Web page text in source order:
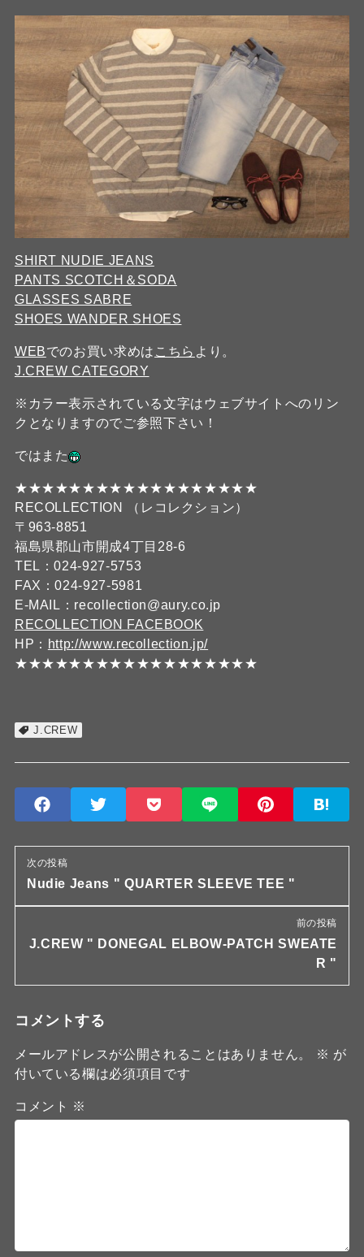
SHIRT NUDIE JEANS
PANTS SCOTCH＆SODA
GLASSES SABRE
SHOES WANDER SHOES
WEBでのお買い求めは こちら より。
J.CREW CATEGORY
※カラー表示されている文字はウェブサイトへのリン
クとなりますのでご参照下さい！
ではまた
★★★★★★★★★★★★★★★★★★
RECOLLECTION （レコレクション）
〒963-8851
福島県郡山市開成4丁目28-6
TEL：024-927-5753
FAX：024-927-5981
E-MAIL：recollection@aury.co.jp
RECOLLECTION FACEBOOK
HP： http://www.recollection.jp/
★★★★★★★★★★★★★★★★★★
J.CREW
次の投稿
Nudie Jeans " QUARTER SLEEVE TEE "
前の投稿
J.CREW " DONEGAL ELBOW-PATCH SWEATE
R "
コメントする
メールアドレスが公開されることはありません。 ※ が
付いている欄は必須項目です
コメント ※